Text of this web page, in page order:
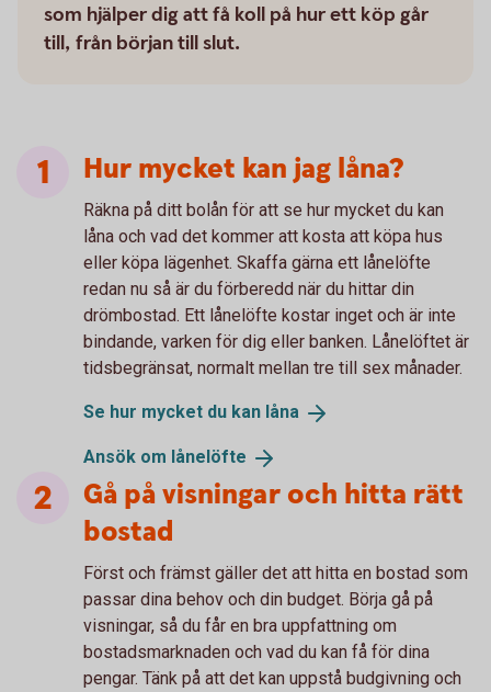
som hjälper dig att få koll på hur ett köp går
till, från början till slut.
Hur mycket kan jag låna?
Räkna på ditt bolån för att se hur mycket du kan
låna och vad det kommer att kosta att köpa hus
eller köpa lägenhet. Skaffa gärna ett lånelöfte
redan nu så är du förberedd när du hittar din
drömbostad. Ett lånelöfte kostar inget och är inte
bindande, varken för dig eller banken. Lånelöftet är
tidsbegränsat, normalt mellan tre till sex månader.
Se hur mycket du kan låna
Ansök om lånelöfte
Gå på visningar och hitta rätt
bostad
Först och främst gäller det att hitta en bostad som
passar dina behov och din budget. Börja gå på
visningar, så du får en bra uppfattning om
bostadsmarknaden och vad du kan få för dina
pengar. Tänk på att det kan uppstå budgivning och